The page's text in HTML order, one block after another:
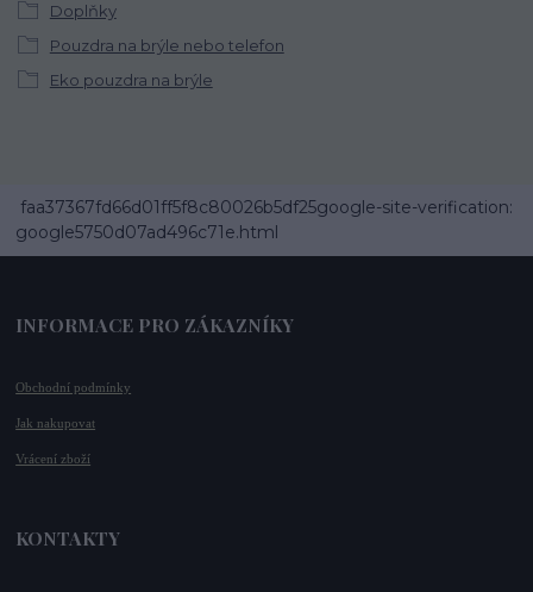
Doplňky
Pouzdra na brýle nebo telefon
Eko pouzdra na brýle
faa37367fd66d01ff5f8c80026b5df25google-site-verification:
google5750d07ad496c71e.html
INFORMACE PRO ZÁKAZNÍKY
Obchodní podmínky
Jak nakupovat
Vrácení zboží
KONTAKTY